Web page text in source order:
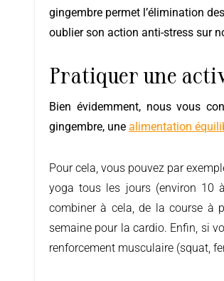
gingembre permet l’élimination
oublier son action anti-stress sur
Pratiquer une
Bien évidemment, nous vous conseillons en plus de la consommation du
gingembre, une alimentation
Pour cela, vous pouvez par
yoga tous les jours (environ 10
combiner à cela, de la course à
semaine pour la cardio. Enfin, si
renforcement musculaire (squat,